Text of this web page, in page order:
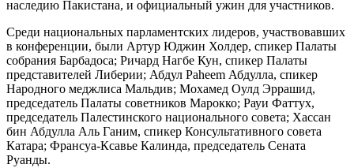
наследию Пакистана, и официальный ужин для участников.
Среди национальных парламентских лидеров, участвовавших
в конференции, были Артур Юджин Холдер, спикер Палаты
собрания Барбадоса; Ричард Нагбе Кун, спикер Палаты
представителей Либерии; Абдул Раheem Абдулла, спикер
Народного меджлиса Мальдив; Мохамед Оулд Эррашид,
председатель Палаты советников Марокко; Рауи Фаттух,
председатель Палестинского национального совета; Хассан
бин Абдулла Аль Ганим, спикер Консультативного совета
Катара; Франсуа-Ксавье Калинда, председатель Сената
Руанды.